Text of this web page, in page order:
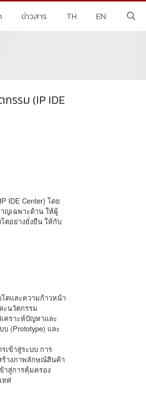
ข่าวสาร TH EN
รม (IP IDE
IDE Center) โดย
ญเฉพาะด้าน ให้ผู้
ตอย่างยั่งยืน ให้กับ
ตและความก้าวหน้า
ะนวัตกรรม
คราะห์ปัญหาและ
(Prototype) และ
เข้าสู่ระบบ การ
ร้างภาพลักษณ์สินค้า
าสู่การคุ้มครอง
ทศ